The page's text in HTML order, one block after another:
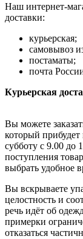
Наш интернет-
доставки:
курьерская;
самовывоз
постаматы;
почта
Курьерская
Вы можете
который
субботу с 9.00 до
поступления
выбрать удобное
Вы вскрываете
целостность и
речь идёт об
примерки
отказаться